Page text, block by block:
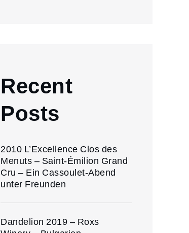
Recent
Posts
2010 L’Excellence Clos des
Menuts – Saint-Émilion Grand
Cru – Ein Cassoulet-Abend
unter Freunden
Dandelion 2019 – Roxs